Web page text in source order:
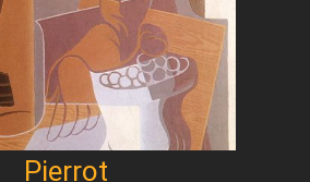
Pierrot